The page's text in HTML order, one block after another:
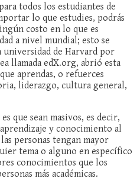
todos los estudiantes de
lo que estudies, podrás
costo en lo que es
a nivel mundial; esto se
universidad de Harvard por
llamada edX.org, abrió esta
aprendas, o refuerces
liderazgo, cultura general,
que sean masivos, es decir,
y conocimiento al
personas tengan mayor
tema o alguno en específico
conocimientos que los
más académicas.